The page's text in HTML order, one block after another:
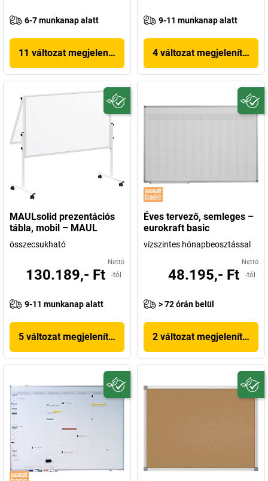
6-7 munkanap alatt
11 változat megjelenítése
9-11 munkanap alatt
4 változat megjelenítése
MAULsolid prezentációs
tábla, mobil – MAUL
összecsukható
Nettó
130.189,- Ft -tól
9-11 munkanap alatt
5 változat megjelenítése
Éves tervező, semleges –
eurokraft basic
vízszintes hónapbeosztással
Nettó
48.195,- Ft -tól
> 72 órán belül
2 változat megjelenítése